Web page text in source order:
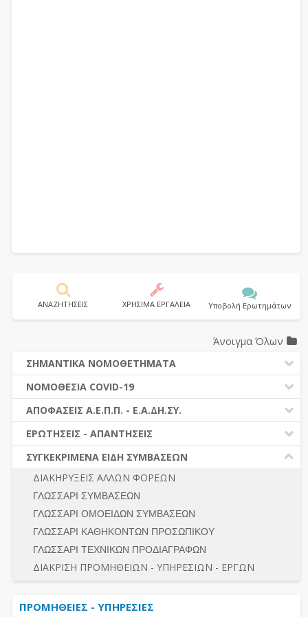
ΑΝΑΖΗΤΗΣΕΙΣ ΧΡΗΣΙΜΑ ΕΡΓΑΛΕΙΑ Υποβολή Ερωτημάτων
Άνοιγμα Όλων
ΣΗΜΑΝΤΙΚΑ ΝΟΜΟΘΕΤΗΜΑΤΑ
ΔΗΜΟΣΙΕΣ ΣΥΜΒΑΣΕΙΣ (Ν. 4412/2016)
ΔΗΜΟΤΙΚΟΣ ΚΩΔΙΚΑΣ (Ν.3463/2006)
ΚΑΛΛΙΚΡΑΤΗΣ (Ν.3852/2010)
ΝΟΜΟΘΕΣΙΑ - ΝΟΜΟΛΟΓΙΑ (ΣΥΝΟΛΟ)
ΝΟΜΟΘΕΣΙΑ COVID-19
ΝΟΜΟΘΕΣΙΑ - ΝΟΜΟΛΟΓΙΑ COVID -19
ΕΡΩΤΗΣΕΙΣ - ΑΠΑΝΤΗΣΕΙΣ
ΑΠΟΦΑΣΕΙΣ Α.Ε.Π.Π. - Ε.Α.ΔΗ.ΣΥ.
ΠΡΟΔΙΚΑΣΤΙΚΗ ΠΡΟΣΦΥΓΗ
ΓΕΝΙΚΟΙ ΚΑΝΟΝΕΣ
ΔΙΚΑΙΟΥΜΕΝΟΙ ΣΥΜΜΕΤΟΧΗΣ
ΠΡΟΣΦΟΡΕΣ – ΔΙΚΑΙΟΛΟΓΗΤΙΚΑ ΣΥΜΜΕΤΟΧΗΣ
ΔΙΕΞΑΓΩΓΗ ΔΙΑΔΙΚΑΣΙΑΣ
ΕΣΗΔΗΣ – ΚΗΜΔΗΣ
ΠΕΡΙΛΗΨΕΙΣ ΑΠΟΦΑΣΕΩΝ Α.Ε.Π.Π. - Ε.Α.ΔΗ.ΣΥ.
ΣΥΝΟΛΟ
ΕΡΩΤΗΣΕΙΣ - ΑΠΑΝΤΗΣΕΙΣ
Ν. 4782/2021 - ΤΡΟΠΟΠΟΙΗΣΗ 4412/2016
ΔΙΕΞΑΓΩΓΗ ΔΙΑΔΙΚΑΣΙΑΣ
ΔΙΑΔΙΚΑΣΙΕΣ ΑΝΑΘΕΣΗΣ
ΓΕΝΙΚΟΙ ΚΑΝΟΝΕΣ
ΠΡΟΕΤΟΙΜΑΣΙΑ - ΔΗΜΟΣΙΟΤΗΤΑ
ΛΟΓΟΙ ΑΠΟΚΛΕΙΣΜΟΥ-ΔΙΚΑΙΟΥΜΕΝΟΙ ΣΥΜΜΕΤΟΧΗΣ
ΠΡΟΣΦΟΡΕΣ - ΔΙΚΑΙΟΛΟΓΗΤΙΚΑ ΣΥΜΜΕΤΟΧΗΣ
ΣΥΓΚΕΚΡΙΜΕΝΑ ΕΙΔΗ ΣΥΜΒΑΣΕΩΝ
ΔΙΑΚΗΡΥΞΕΙΣ ΑΛΛΩΝ ΦΟΡΕΩΝ
ΓΛΩΣΣΑΡΙ ΣΥΜΒΑΣΕΩΝ
ΓΛΩΣΣΑΡΙ ΟΜΟΕΙΔΩΝ ΣΥΜΒΑΣΕΩΝ
ΓΛΩΣΣΑΡΙ ΚΑΘΗΚΟΝΤΩΝ ΠΡΟΣΩΠΙΚΟΥ
ΓΛΩΣΣΑΡΙ ΤΕΧΝΙΚΩΝ ΠΡΟΔΙΑΓΡΑΦΩΝ
ΔΙΑΚΡΙΣΗ ΠΡΟΜΗΘΕΙΩΝ - ΥΠΗΡΕΣΙΩΝ - ΕΡΓΩΝ
ΠΡΟΜΗΘΕΙΕΣ - ΥΠΗΡΕΣΙΕΣ